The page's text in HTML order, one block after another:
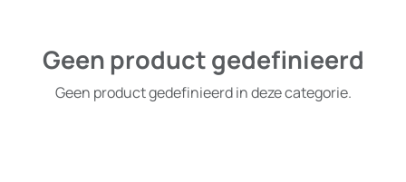
Geen product gedefinieerd
Geen product gedefinieerd in deze categorie.